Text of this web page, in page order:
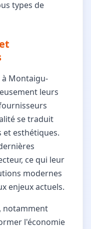
types de
à Montaigu-
leurs
se traduit
et esthétiques.
ce qui leur
modernes
enjeux actuels.
notamment
l'économie